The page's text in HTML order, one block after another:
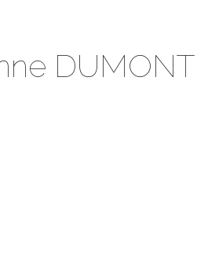
DUMONT